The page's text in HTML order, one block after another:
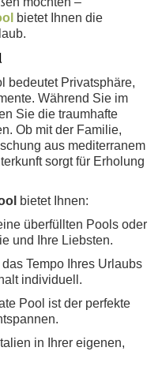
bietet Ihnen die
bedeutet Privatsphäre,
Während Sie im
Sie die traumhafte
Ob mit der Familie,
aus mediterranem
sorgt für Erholung
bietet Ihnen:
überfüllten Pools oder
und Ihre Liebsten.
Tempo Ihres Urlaubs
individuell.
Pool ist der perfekte
in Ihrer eigenen,